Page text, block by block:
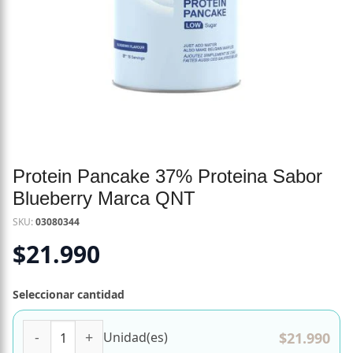
Protein Pancake 37% Proteina Sabor
Blueberry Marca QNT
SKU:03080344
$21.990
Seleccionar cantidad
Unidad(es) $21.990